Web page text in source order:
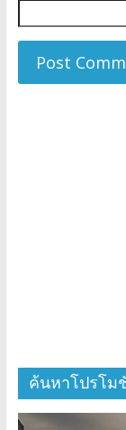
ค้นหาโปรโม